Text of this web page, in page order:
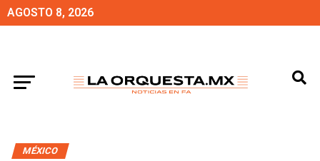
AGOSTO 8, 2026
MÉXICO